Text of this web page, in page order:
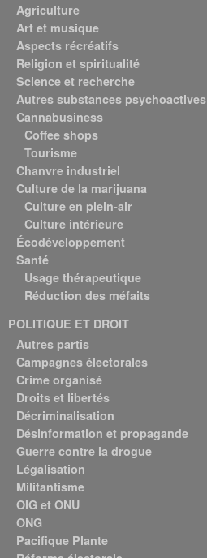
Agriculture
Art et musique
Aspects récréatifs
Religion et spiritualité
Science et recherche
Autres substances psychoactives
Cannabusiness
Coffee shops
Tourisme
Chanvre industriel
Culture de la marijuana
Culture en plein-air
Culture intérieure
Écodéveloppement
Santé
Usage thérapeutique
Réduction des méfaits
POLITIQUE ET DROIT
Autres partis
Campagnes électorales
Crime organisé
Droits et libertés
Décriminalisation
Désinformation et propagande
Guerre contre la drogue
Légalisation
Militantisme
OIG et ONU
ONG
Pacifique Plante